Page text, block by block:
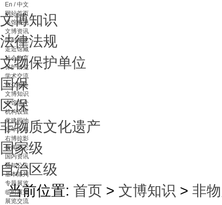
En / 中文
网站首页
本馆概况
文博资讯
陈列展览
走近馆藏
社会教育
保护研究
学术交流
公众服务
文博知识
本馆简介
机构设置
党建园地
历年大事
右博掠影
新闻动态
国内资讯
通知公告
基本陈列
专题展览
临时展览
展览交流
文博知识
法律法规
文物保护单位
国保
区保
非物质文化遗产
国家级
自治区级
当前位置: 首页 > 文博知识 > 非